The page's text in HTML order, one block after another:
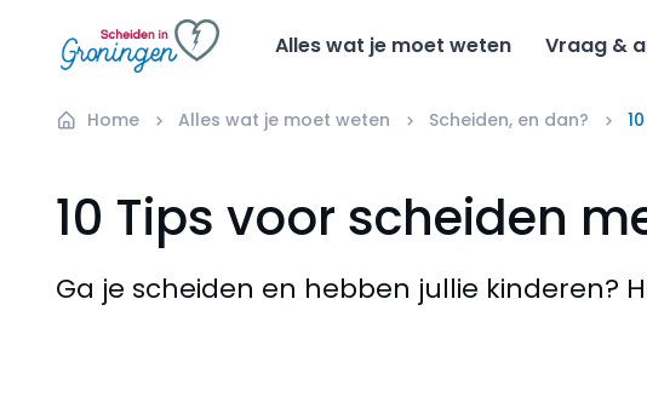
Alles wat je moet weten Vraag &
Home Alles wat je moet weten Scheiden, en dan?
10 Tips voor scheiden
Ga je scheiden en hebben jullie kinderen?